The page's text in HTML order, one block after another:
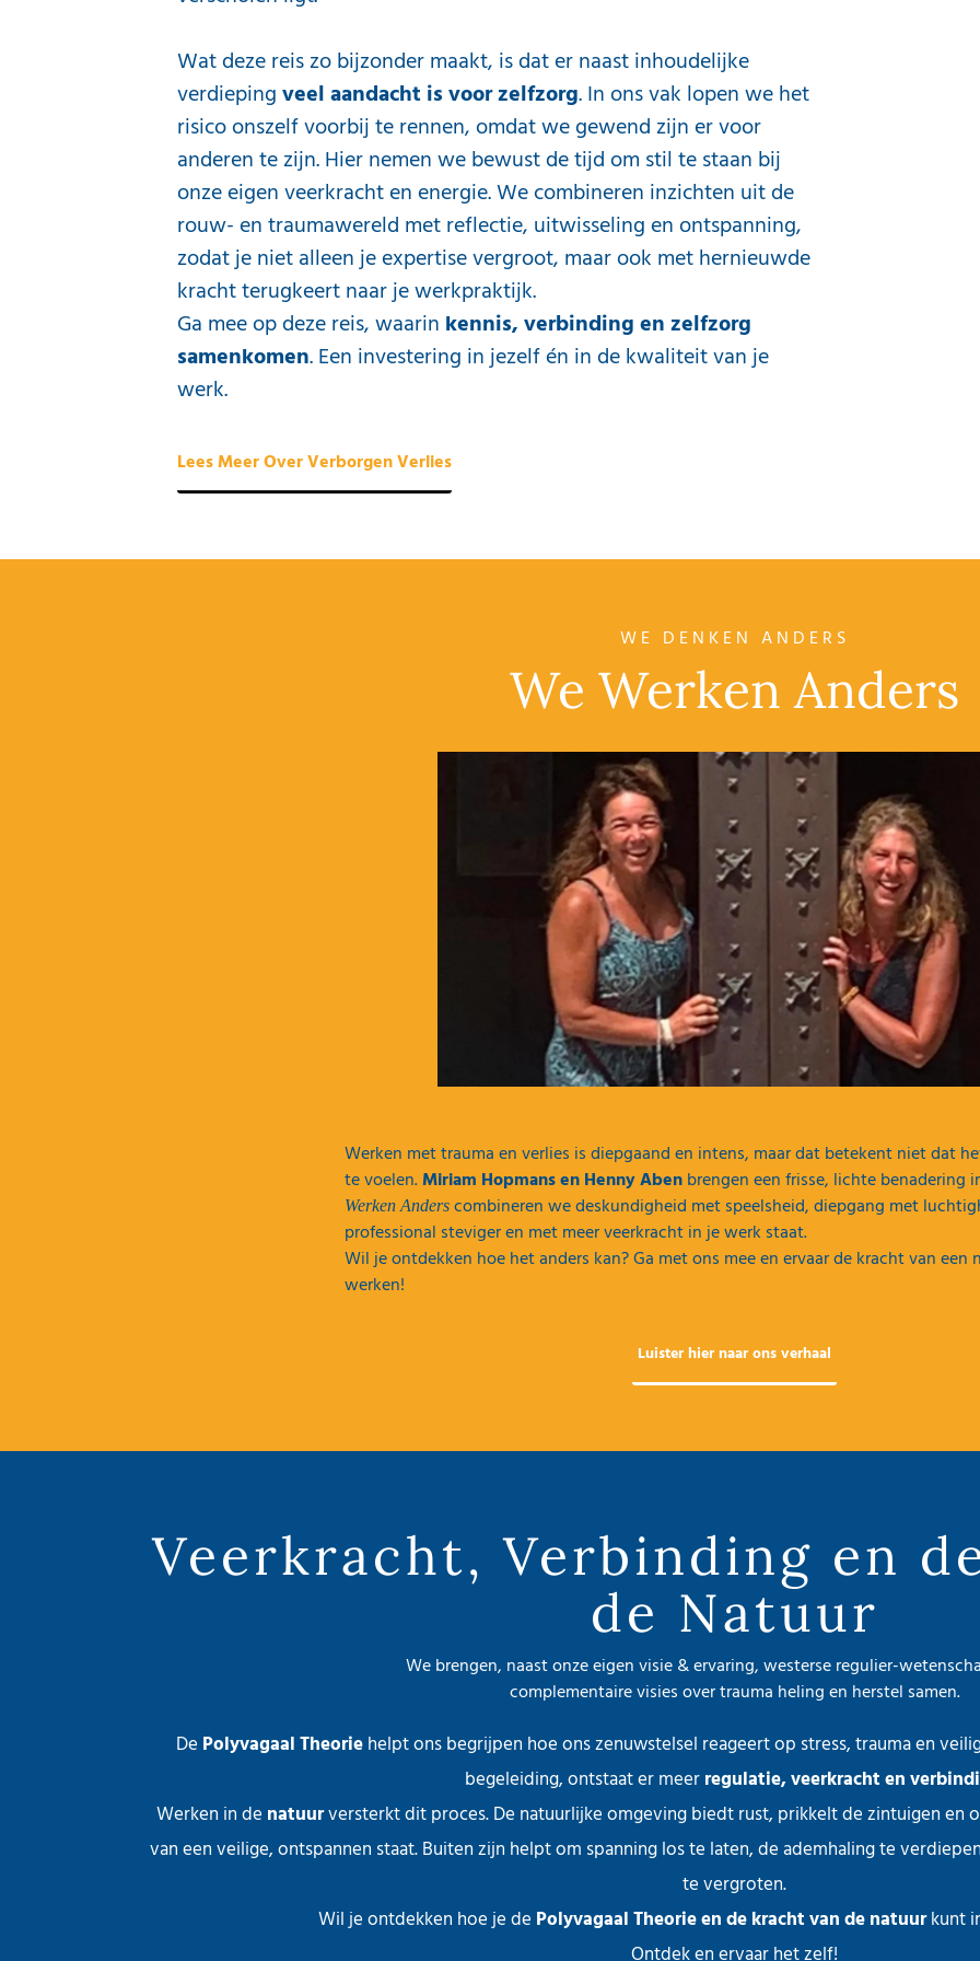
Wat deze reis zo bijzonder maakt, is dat er naast inhoudelijke
verdieping veel aandacht is voor zelfzorg. In ons vak lopen we het
risico onszelf voorbij te rennen, omdat we gewend zijn er voor
anderen te zijn. Hier nemen we bewust de tijd om stil te staan bij
onze eigen veerkracht en energie. We combineren inzichten uit de
rouw- en traumawereld met reflectie, uitwisseling en ontspanning,
zodat je niet alleen je expertise vergroot, maar ook met hernieuwde
kracht terugkeert naar je werkpraktijk.
Ga mee op deze reis, waarin kennis, verbinding en zelfzorg
samenkomen. Een investering in jezelf én in de kwaliteit van je
werk.
Lees Meer Over Verborgen Verlies
WE DENKEN ANDERS
We Werken Anders
Werken met trauma en verlies is diepgaand en intens, maar dat betekent niet dat
te voelen.Miriam Hopmans en Henny Aben brengen een frisse, lichte benadering
Werken Anders combineren we deskundigheid met speelsheid, diepgang met
professional steviger en met meer veerkracht in je werk staat.
Wil je ontdekken hoe het anders kan? Ga met ons mee en ervaar de kracht van een
werken!
Luister hier naar ons verhaal
Veerkracht, Verbinding en
de Natuur
We brengen, naast onze eigen visie & ervaring, westerse regulier-
complementaire visies over trauma heling en herstel samen.
De Polyvagaal Theoriehelpt ons begrijpen hoe ons zenuwstelsel reageert op stress, trauma en
begeleiding, ontstaat er meer regulatie, veerkracht en
Werken in de natuurversterkt dit proces. De natuurlijke omgeving biedt rust, prikkelt de zintuigen en
van een veilige, ontspannen staat. Buiten zijn helpt om spanning los te laten, de ademhaling te
te vergroten.
Wil je ontdekken hoe je de Polyvagaal Theorie en de kracht van de natuurkunt
Ontdek en ervaar het zelf!